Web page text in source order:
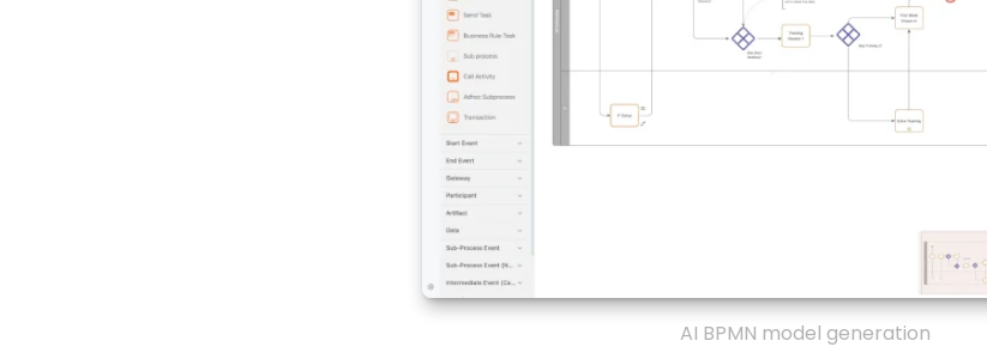
AI BPMN model generation